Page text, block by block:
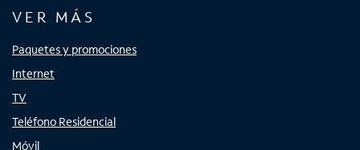
VER MÁS
Paquetes y promociones
Internet
TV
Teléfono Residencial
Móvil